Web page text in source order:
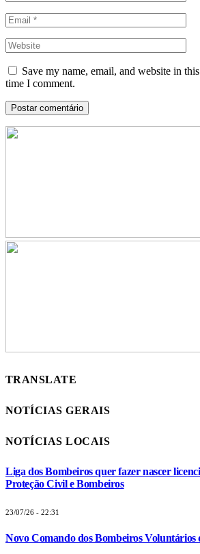
Save my name, email, and website in
time I comment.
TRANSLATE
NOTÍCIAS GERAIS
NOTÍCIAS LOCAIS
Liga dos Bombeiros quer fazer nascer
Proteção Civil e Bombeiros
23/07/26 - 22:31
Novo Comando dos Bombeiros Voluntários